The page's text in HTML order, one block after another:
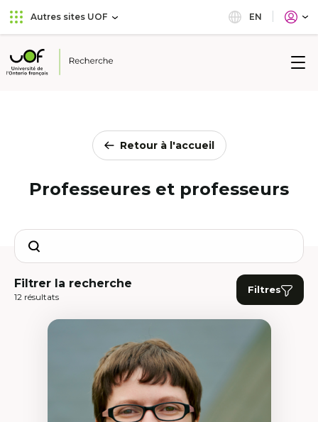
Aller
au
principal
Passer
au
Autres sites UOF EN
Université
Retour à l'accueil
Professeures et professeurs
Search
Filtrer la recherche
12 résultats
Filtres